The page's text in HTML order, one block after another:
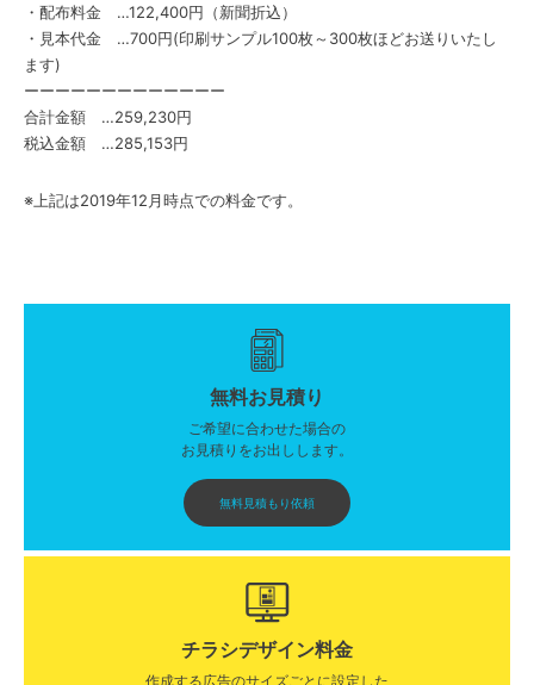
・配布料金 …122,400円（新聞折込）
・見本代金 …700円(印刷サンプル100枚～300枚ほどお送りいたし
ます)
ーーーーーーーーーーーーー
合計金額 …259,230円
税込金額 …285,153円
※上記は2019年12月時点での料金です。
無料お見積り
ご希望に合わせた場合の
お見積りをお出しします。
無料見積もり依頼
チラシデザイン料金
作成する広告のサイズごとに設定した